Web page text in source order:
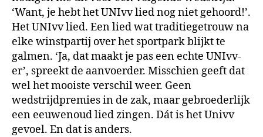
‘Want, je hebt het UNIvv lied nog niet gehoord!’.
Het UNIvv lied. Een lied wat traditiegetrouw na
elke winstpartij over het sportpark blijkt te
galmen. ‘Ja, dat maakt je pas een echte UNIvv-
er’, spreekt de aanvoerder. Misschien geeft dat
wel het mooiste verschil weer. Geen
wedstrijdpremies in de zak, maar gebroederlijk
een eeuwenoud lied zingen. Dát is het Univv
gevoel. En dat is anders.